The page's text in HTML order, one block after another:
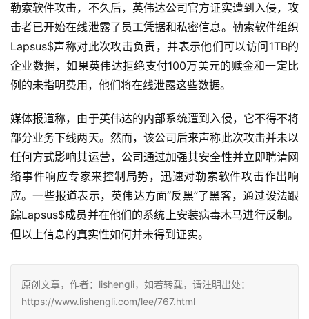
勒索软件攻击，不久后，英伟达公司官方证实遭到入侵，攻
击者已开始在线泄露了员工凭据和私密信息。勒索软件组织
Lapsus$声称对此次攻击负责，并表示他们可以访问1TB的
企业数据，如果英伟达拒绝支付100万美元的赎金和一定比
例的未指明费用，他们将在线泄露这些数据。
媒体报道称，由于英伟达的内部系统遭到入侵，它不得不将
部分业务下线两天。然而，该公司后来声称此次攻击并未以
任何方式影响其运营，公司通过加强其安全性并立即聘请网
络事件响应专家来控制局势，迅速对勒索软件攻击作出响
应。一些报道表示，英伟达方面“反黑”了黑客，通过设法跟
踪Lapsus$成员并在他们的系统上安装病毒木马进行反制。
但以上信息的真实性如何并未得到证实。
原创文章，作者：lishengli，如若转载，请注明出处：
https://www.lishengli.com/lee/767.html